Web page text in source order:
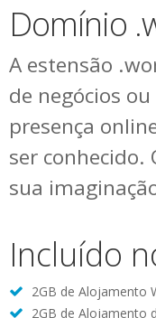
Domínio
A estensão
de negócios
presença
ser
sua
Incluído
2GB de Alojamento
2GB de Alojamento